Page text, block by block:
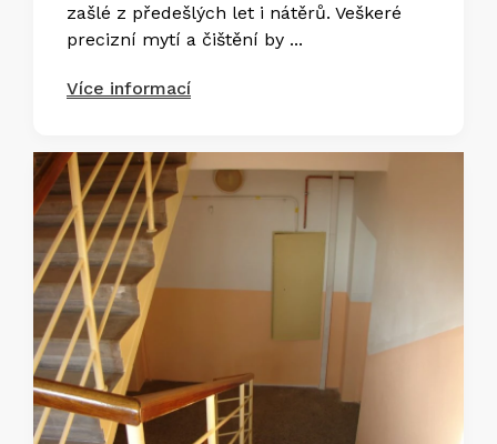
zašlé z předešlých let i nátěrů. Veškeré
precizní mytí a čištění by ...
Více informací